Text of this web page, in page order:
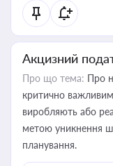
Акцизний
Про що тема: Про
критично
виробляють або
метою уникнення
планування.